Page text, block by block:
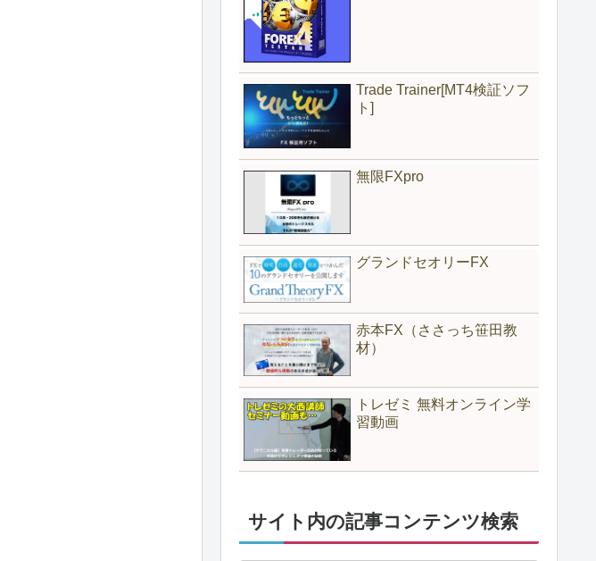
Trade Trainer[MT4検証ソフ
ト]
無限FXpro
グランドセオリーFX
赤本FX（ささっち笹田教
材）
トレゼミ 無料オンライン学
習動画
サイト内の記事コンテンツ検索